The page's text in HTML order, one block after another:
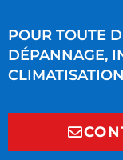
POUR TOUTE
DÉPANNAGE,